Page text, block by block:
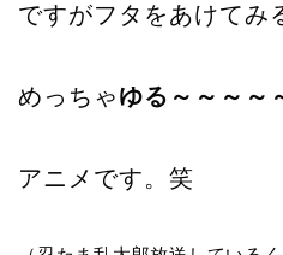
ですがフタをあけてみ
めっちゃゆる～～～～
アニメです。笑